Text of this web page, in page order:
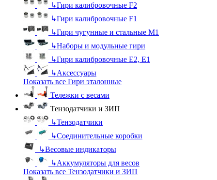
↳Гири калибровочные F2
↳Гири калибровочные F1
↳Гири чугунные и стальные М1
↳Наборы и модульные гири
↳Гири калибровочные E2, Е1
↳Аксессуары
Показать все Гири эталонные
Тележки с весами
Тензодатчики и ЗИП
↳Тензодатчики
↳Соединительные коробки
↳Весовые индикаторы
↳Аккумуляторы для весов
Показать все Тензодатчики и ЗИП